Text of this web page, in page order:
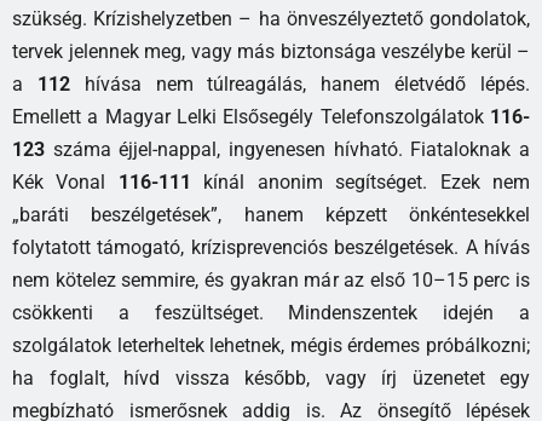
szükség. Krízishelyzetben – ha önveszélyeztető gondolatok,
tervek jelennek meg, vagy más biztonsága veszélybe kerül –
a 112hívása nem túlreagálás, hanem életvédő lépés.
Emellett a Magyar Lelki Elsősegély Telefonszolgálatok 116-
123 száma éjjel-nappal, ingyenesen hívható. Fiataloknak a
Kék Vonal 116-111
kínál anonim segítséget. Ezek nem
„baráti beszélgetések”, hanem képzett önkéntesekkel
folytatott támogató, krízisprevenciós beszélgetések. A hívás
nem kötelez semmire, és gyakran már az első 10–15 perc is
csökkenti a feszültséget. Mindenszentek idején a
szolgálatok leterheltek lehetnek, mégis érdemes próbálkozni;
ha foglalt, hívd vissza később, vagy írj üzenetet egy
megbízható ismerősnek addig is. Az önsegítő lépések